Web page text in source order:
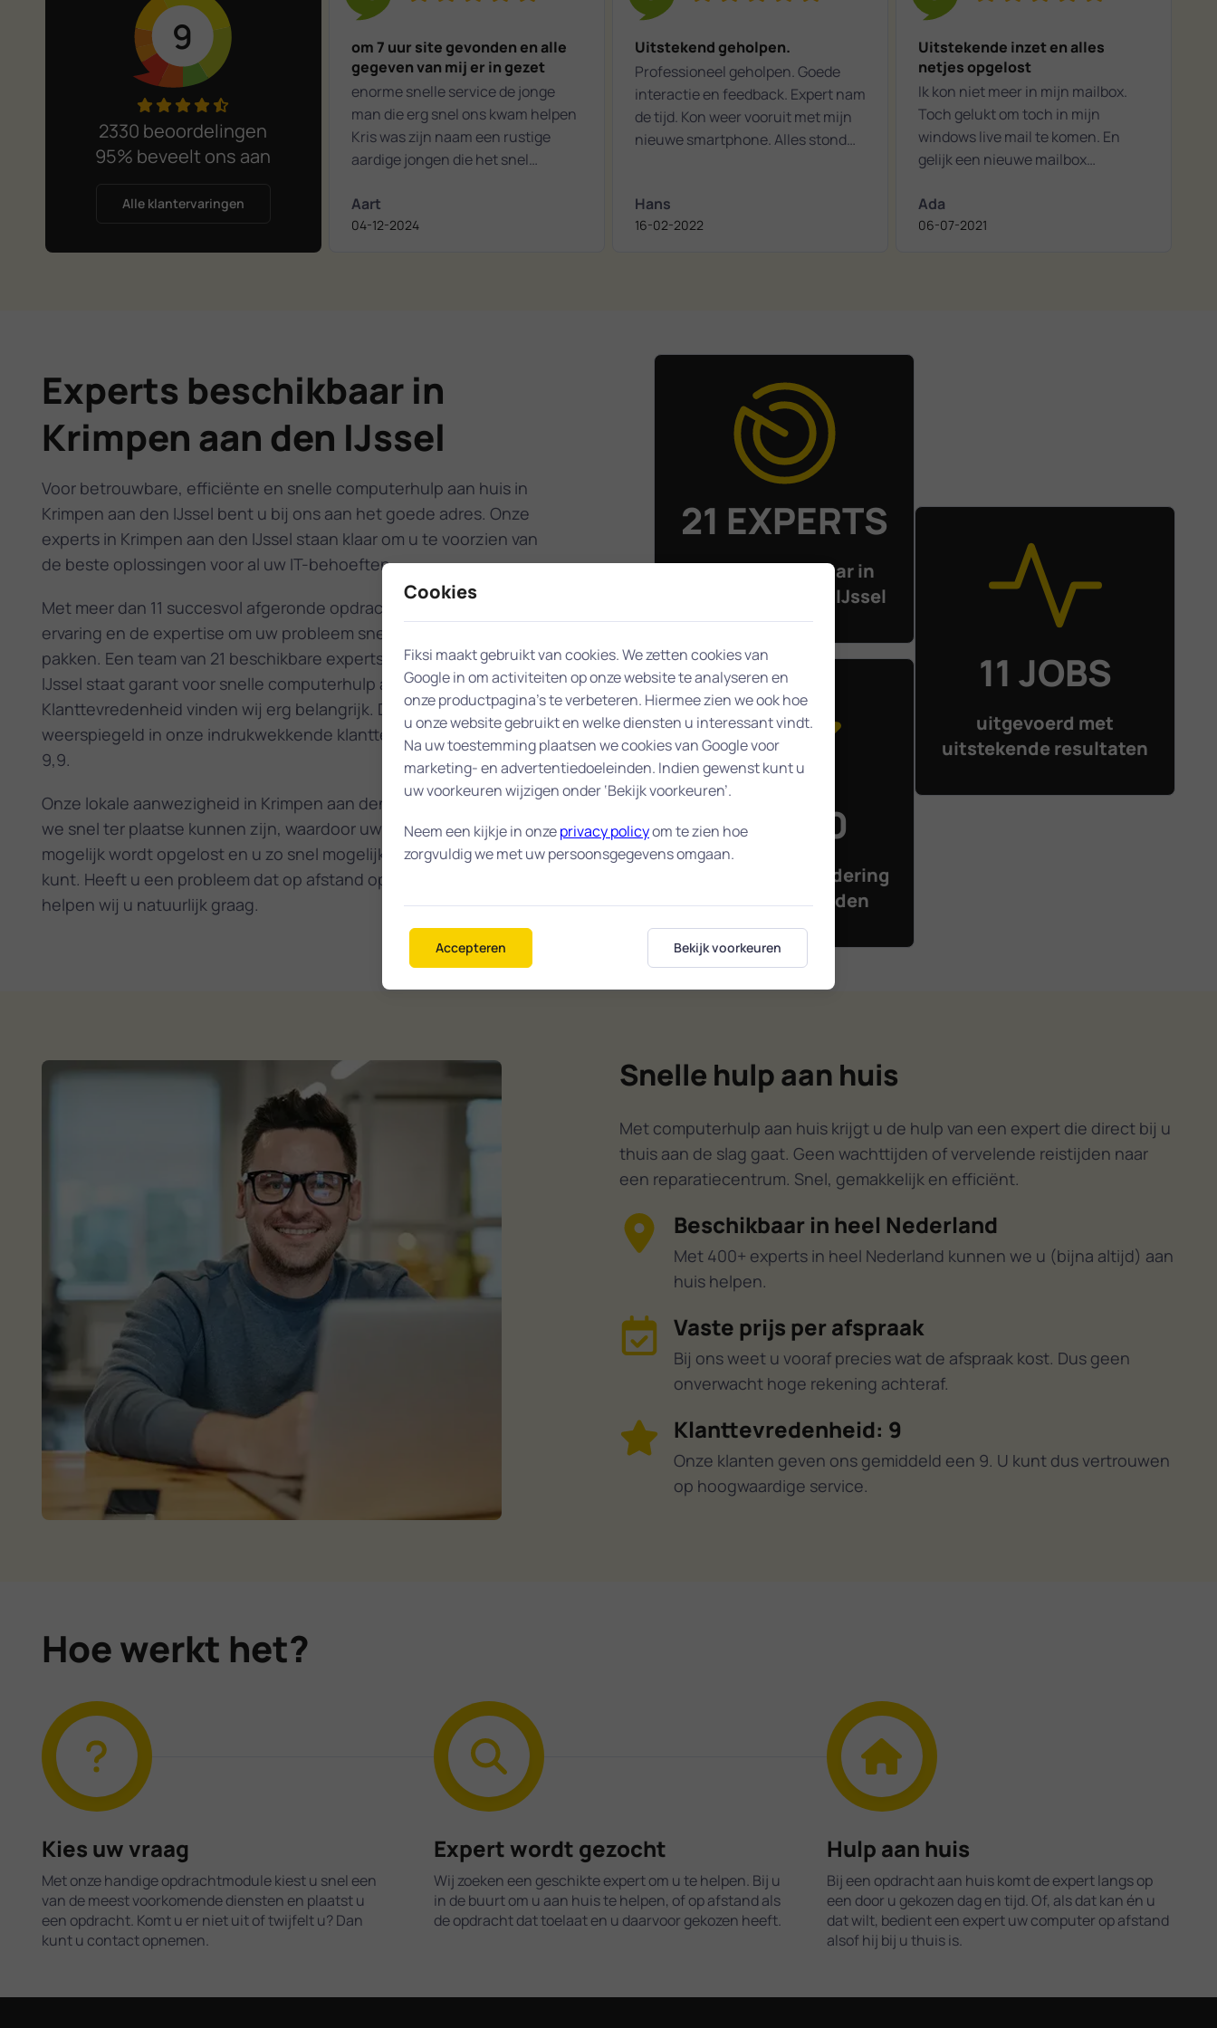
9
2330 beoordelingen
95% beveelt ons aan
Alle klantervaringen
om 7 uur site gevonden en alle
gegeven van mij er in gezet
enorme snelle service de jonge
man die erg snel ons kwam helpen
Kris was zijn naam een rustige
aardige jongen die het snel
te vreden wij de famili Snoei uit
Krimpen a d ijssel zal julie zeker
Aart
04-12-2024
Uitstekend geholpen.
Professioneel geholpen. Goede
interactie en feedback. Expert nam
de tijd. Kon weer vooruit met mijn
nieuwe smartphone. Alles stond
Hans
16-02-2022
Uitstekende inzet en alles
netjes opgelost
Ik kon niet meer in mijn mailbox.
Toch gelukt om toch in mijn
windows live mail te komen. En
gelijk een nieuwe mailbox
probleem niet meer krijgen. Verder
pc opgeschoond. Prima vakman,
Ada
06-07-2021
Experts beschikbaar in
Krimpen aan den IJssel
Voor betrouwbare, efficiënte en snelle computerhulp aan huis in
Krimpen aan den IJssel bent u bij ons aan het goede adres. Onze
experts in Krimpen aan den IJssel staan klaar om u te voorzien van
de beste oplossingen voor al uw IT-behoeften.
Met meer dan 11 succesvol afgeronde opdrachten, hebben wij de
ervaring en de expertise om uw probleem snel en effectief aan te
pakken. Een team van 21 beschikbare experts in Krimpen aan den
IJssel staat garant voor snelle computerhulp aan huis.
Klanttevredenheid vinden wij erg belangrijk. Dit wordt
weerspiegeld in onze indrukwekkende klanttevredenheidscore van
9,9.
Onze lokale aanwezigheid in Krimpen aan den IJssel betekent dat
we snel ter plaatse kunnen zijn, waardoor uw probleem zo snel
mogelijk wordt opgelost en u zo snel mogelijk weer aan de slag
kunt. Heeft u een probleem dat op afstand op te lossen is? Ook dan
helpen wij u natuurlijk graag.
21 EXPERTS
staan voor u klaar in
Krimpen aan den IJssel
9,9 / 10
gemiddelde waardering
in Krimpen aan den
IJssel
11 JOBS
uitgevoerd met
uitstekende resultaten
Snelle hulp aan huis
Met computerhulp aan huis krijgt u de hulp van een expert die direct bij u
thuis aan de slag gaat. Geen wachttijden of vervelende reistijden naar
een reparatiecentrum. Snel, gemakkelijk en efficiënt.
Beschikbaar in heel Nederland
Met 400+ experts in heel Nederland kunnen we u (bijna altijd) aan
huis helpen.
Vaste prijs per afspraak
Bij ons weet u vooraf precies wat de afspraak kost. Dus geen
onverwacht hoge rekening achteraf.
Klanttevredenheid: 9
Onze klanten geven ons gemiddeld een 9. U kunt dus vertrouwen
op hoogwaardige service.
Hoe werkt het?
Kies uw vraag
Met onze handige opdrachtmodule kiest u snel een
van de meest voorkomende diensten en plaatst u
een opdracht. Komt u er niet uit of twijfelt u? Dan
kunt u contact opnemen.
Expert wordt gezocht
Wij zoeken een geschikte expert om u te helpen. Bij u
in de buurt om u aan huis te helpen, of op afstand als
de opdracht dat toelaat en u daarvoor gekozen heeft.
Hulp aan huis
Bij een opdracht aan huis komt de expert langs op
een door u gekozen dag en tijd. Of, als dat kan én u
dat wilt, bedient een expert uw computer op afstand
alsof hij bij u thuis is.
Cookies
Fiksi maakt gebruikt van cookies. We zetten cookies van
Google in om activiteiten op onze website te analyseren en
onze productpagina’s te verbeteren. Hiermee zien we ook hoe
u onze website gebruikt en welke diensten u interessant vindt.
Na uw toestemming plaatsen we cookies van Google voor
marketing- en advertentiedoeleinden. Indien gewenst kunt u
uw voorkeuren wijzigen onder ‘Bekijk voorkeuren’.
Neem een kijkje in onzeprivacy policyom te zien hoe
zorgvuldig we met uw persoonsgegevens omgaan.
Accepteren Bekijk voorkeuren